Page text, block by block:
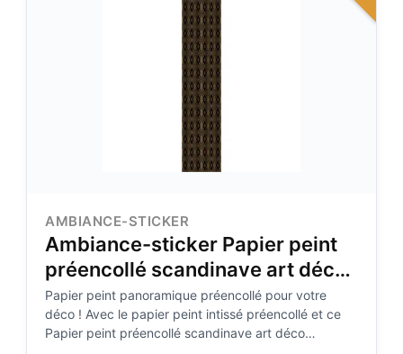
AMBIANCE-STICKER
Ambiance-sticker Papier peint
préencollé scandinave art déco
losanges noirs et effet doré
H300 x L60 cm
Papier peint panoramique préencollé pour votre
déco ! Avec le papier peint intissé préencollé et ce
Papier peint préencollé scandinave art déco